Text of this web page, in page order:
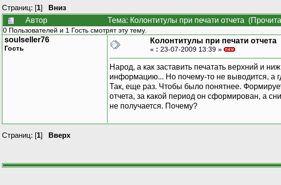
Страниц: [1] Вниз
Автор
Тема: Колонтитулы при печати отчета
0 Пользователей и 1 Гость смотрят эту тему.
soulseller76
Гость
Колонтитулы при печати отчета
« : 23-07-2009 13:39 »
Народ, а как заставить печатать верхний и
информацию... Но почему-то не выводится, а
Так, еще раз. Чтобы было понятнее.
отчета, за какой период он сформирован, а
не получается. Почему?
Страниц: [1] Вверх